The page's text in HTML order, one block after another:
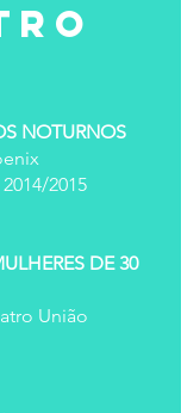
NOTURNOS
2015
DE 30
União